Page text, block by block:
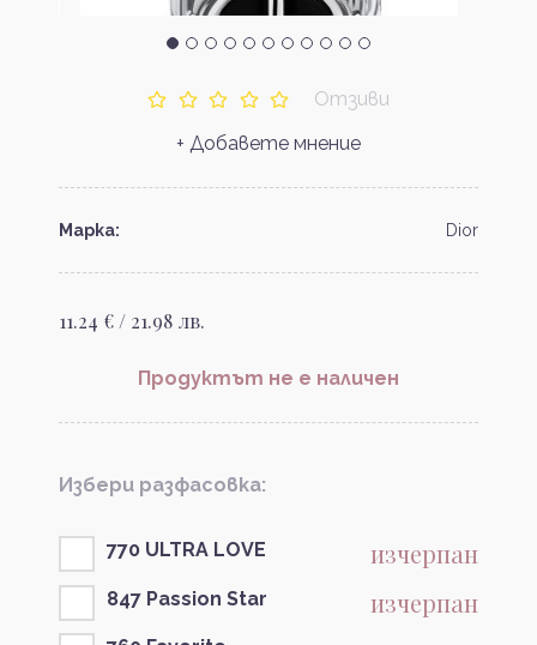
Отзиви
+ Добавете мнение
Марка: Dior
11.24 € / 21.98 лв.
Продуктът не е наличен
Избери разфасовка:
770 ULTRA LOVE изчерпан
847 Passion Star изчерпан